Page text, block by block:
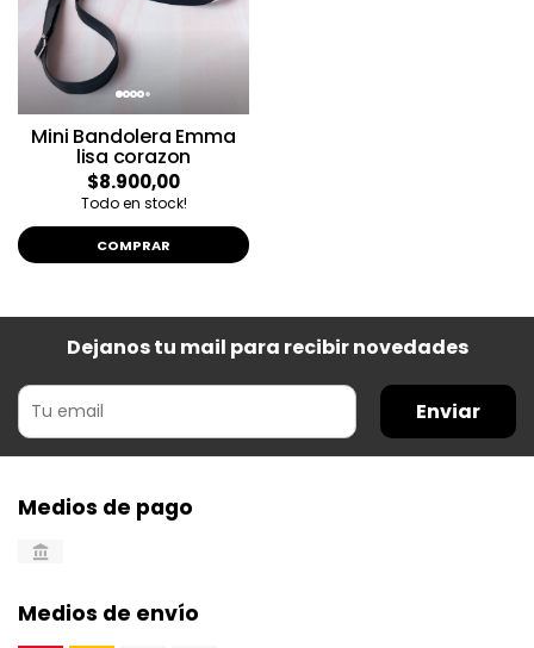
Mini Bandolera Emma
lisa corazon
$8.900,00
Todo en stock!
COMPRAR
Dejanos tu mail para recibir novedades
Enviar
Medios de pago
Medios de envío